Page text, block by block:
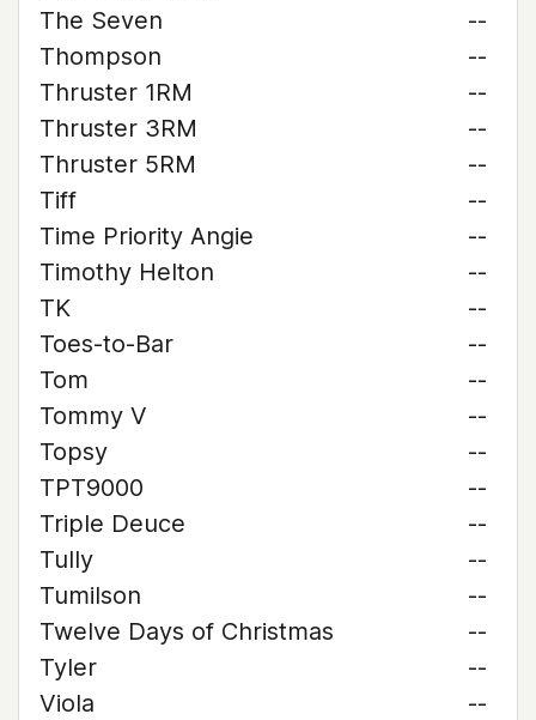
The Seven
--
Thompson
--
Thruster 1RM
--
Thruster 3RM
--
Thruster 5RM
--
Tiff
--
Time Priority Angie
--
Timothy Helton
--
TK
--
Toes-to-Bar
--
Tom
--
Tommy V
--
Topsy
--
TPT9000
--
Triple Deuce
--
Tully
--
Tumilson
--
Twelve Days of Christmas
--
Tyler
--
Viola
--